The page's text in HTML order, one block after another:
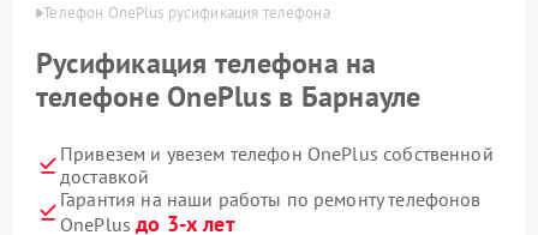
Телефон OnePlus русификация телефона
Русификация телефона на
телефоне OnePlus в Барнауле
Привезем и увезем телефон OnePlus собственной
доставкой
Гарантия на наши работы по ремонту телефонов
OnePlusдо 3-х лет